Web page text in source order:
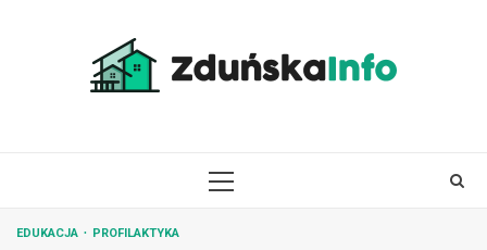
PRIMARY
EDUKACJA PROFILAKTYKA